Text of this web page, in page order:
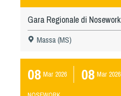
Gara Regionale di Nosework
Massa (MS)
08 Mar 2026 08 Mar 2026